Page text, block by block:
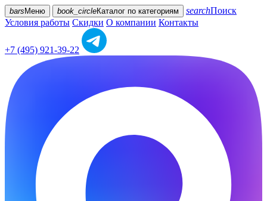
bars Меню book_circleКаталог по категориям searchПоиск
Условия работы Скидки О компании Контакты
+7 (495) 921-39-22